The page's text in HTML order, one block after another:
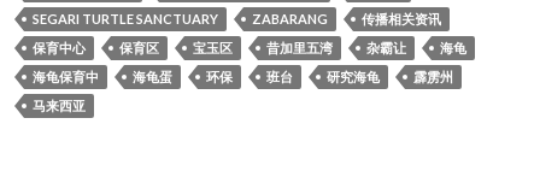
SEGARI TURTLE SANCTUARY
ZABARANG
传播相关资讯
保育中心
保育区 宝玉区 昔加里五湾 杂霸让
海龟
海龟保育中
海龟蛋 环保 班台 研究海龟
霹雳州
马来西亚